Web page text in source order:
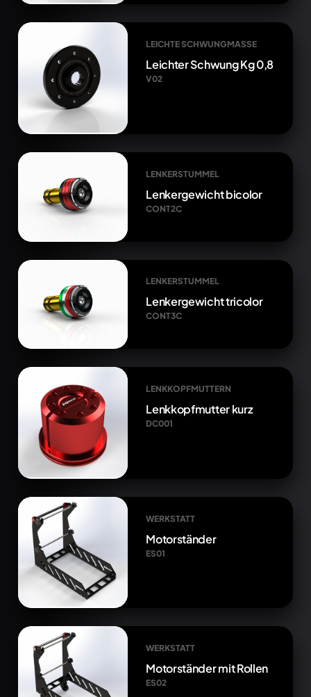
LEICHTE SCHWUNGMASSE
Leichter Schwung Kg 0,8
V02
LENKERSTUMMEL
Lenkergewicht bicolor
CONT2C
LENKERSTUMMEL
Lenkergewicht tricolor
CONT3C
LENKKOPFMUTTERN
Lenkkopfmutter kurz
DC001
WERKSTATT
Motorständer
ES01
WERKSTATT
Motorständer mit Rollen
ES02